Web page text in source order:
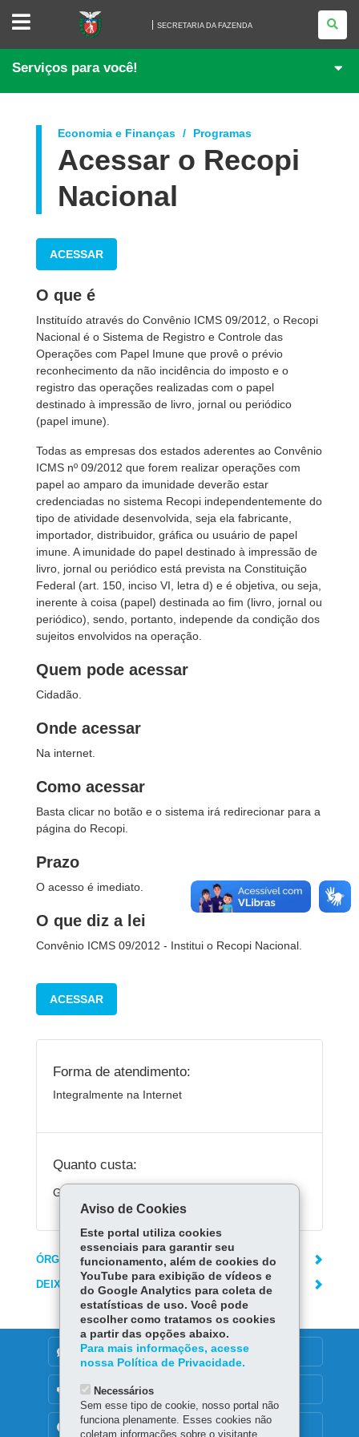
SECRETARIA
FAZENDA
SECRETARIA DA FAZENDA
Serviços para você!
Economia e Finanças Programas
Acessar o Recopi
Nacional
ACESSAR
O que é
Instituído através do Convênio ICMS 09/2012, o Recopi
Nacional é o Sistema de Registro e Controle das
Operações com Papel Imune que provê o prévio
reconhecimento da não incidência do imposto e o
registro das operações realizadas com o papel
destinado à impressão de livro, jornal ou periódico
(papel imune).
Todas as empresas dos estados aderentes ao Convênio
ICMS nº 09/2012 que forem realizar operações com
papel ao amparo da imunidade deverão estar
credenciadas no sistema Recopi independentemente do
tipo de atividade desenvolvida, seja ela fabricante,
importador, distribuidor, gráfica ou usuário de papel
imune. A imunidade do papel destinado à impressão de
livro, jornal ou periódico está prevista na Constituição
Federal (art. 150, inciso VI, letra d) e é objetiva, ou seja,
inerente à coisa (papel) destinada ao fim (livro, jornal ou
periódico), sendo, portanto, independe da condição dos
sujeitos envolvidos na operação.
Quem pode acessar
Cidadão.
Onde acessar
Na internet.
Como acessar
Basta clicar no botão e o sistema irá redirecionar para a
página do Recopi.
Prazo
O acesso é imediato.
O que diz a lei
Convênio ICMS 09/2012 - Institui o Recopi Nacional.
ACESSAR
Forma de atendimento:
Integralmente na Internet
Quanto custa:
Gratuito.
ÓRGÃO RESPONSÁVEL
DEIXE SUA OPINIÃO
DENUNCIE CORRUPÇÃO
OUVIDORIA
TRANSPARÊNCIA INSTITUCIONAL
Aviso de Cookies
Este portal utiliza cookies
essenciais para garantir seu
funcionamento, além de cookies do
YouTube para exibição de vídeos e
do Google Analytics para coleta de
estatísticas de uso. Você pode
escolher como tratamos os cookies
a partir das opções abaixo.
Para mais informações, acesse
nossa Política de Privacidade.
Necessários
Sem esse tipo de cookie, nosso portal não
funciona plenamente. Esses cookies não
coletam informações sobre o visitante.